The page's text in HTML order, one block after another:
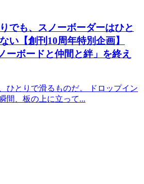
でも、スノーボーダーはひと
い【創刊10周年特別企画】
ーボードと仲間と絆」を終え
ひとりで滑るものだ。 ドロップイン
間、板の上に立って...